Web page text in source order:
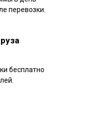
бесплатно
перевозки.